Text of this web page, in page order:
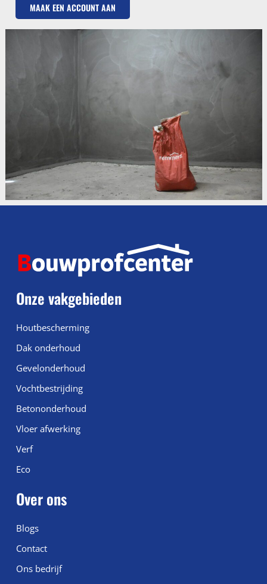
MAAK EEN ACCOUNT AAN
Onze vakgebieden
Houtbescherming
Dak onderhoud
Gevelonderhoud
Vochtbestrijding
Betononderhoud
Vloer afwerking
Verf
Eco
Over ons
Blogs
Contact
Ons bedrijf